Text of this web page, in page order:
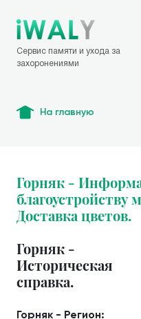
Сервис памяти и ухода за
захоронениями
На главную
Горняк -
благоустройству
Доставка цветов.
Горняк -
Историческая
справка.
Горняк - Регион: